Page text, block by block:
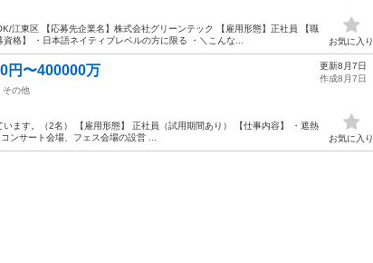
江東区 【応募先企業名】株式会社グリーンテック 【雇用形態】正社員 【職
格】 ・日本語ネイティブレベルの方に限る ・＼こんな...
お気に入り
円〜400000万
その他
います。（2名） 【雇用形態】 正社員（試用期間あり） 【仕事内容】 ・遮熱
ンサート会場、フェス会場の設営 ...
更新8月7日
作成8月7日
お気に入り